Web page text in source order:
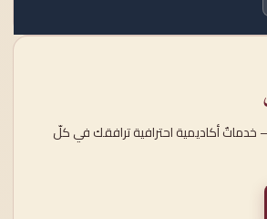
خدماتٌ أكاديمية احترافية ترافقك في كلّ